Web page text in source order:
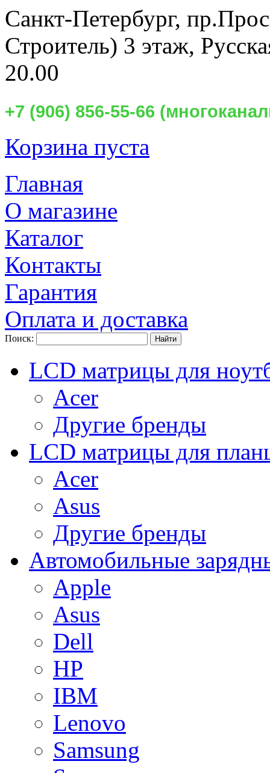
Санкт-Петербург,
Строитель) 3 этаж,
20.00
+7 (906) 856-55-66
Корзина пуста
Главная
О магазине
Каталог
Контакты
Гарантия
Оплата и доставка
Поиск:
LCD матрицы для
Acer
Другие бренды
LCD матрицы для
Acer
Asus
Другие бренды
Автомобильные
Apple
Asus
Dell
HP
IBM
Lenovo
Samsung